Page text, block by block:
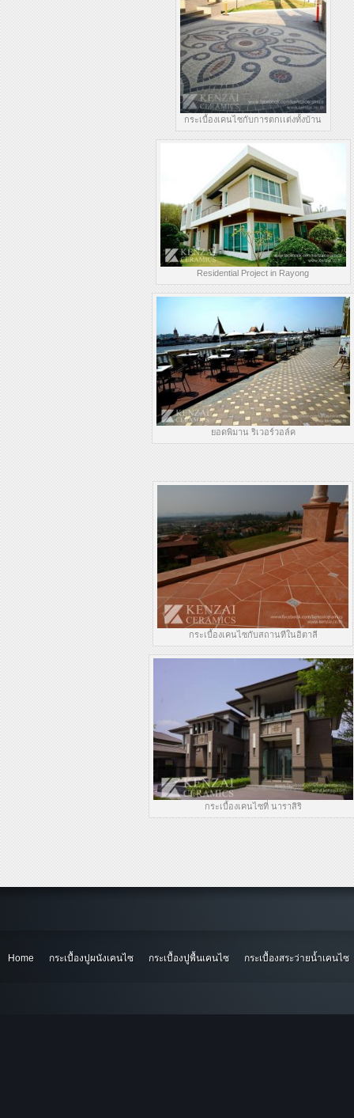
กระเบื้องเคนไซกับการตกเเต่งทั้งบ้าน
Residential Project in Rayong
ยอดพิมาน ริเวอร์วอล์ค
กระเบื้องเคนไซกับสถานทีในอิตาลี
กระเบื้องเคนไซที่ นาราสิริ
Home กระเบื้องปูผนังเคนไซ กระเบื้องปูพื้นเคนไซ กระเบื้องสระว่ายน้ำเคนไซ